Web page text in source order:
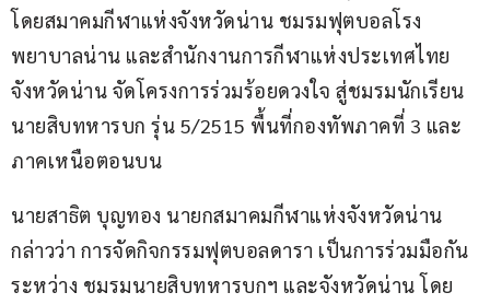
โดยสมาคมกีฬาแห่งจังหวัดน่าน ชมรมฟุตบอลโรง
พยาบาลน่าน และสำนักงานการกีฬาแห่งประเทศไทย
จังหวัดน่าน จัดโครงการร่วมร้อยดวงใจ สู่ชมรมนักเรียน
นายสิบทหารบก รุ่น 5/2515 พื้นที่กองทัพภาคที่ 3 และ
ภาคเหนือตอนบน
นายสาธิต บุญทอง นายกสมาคมกีฬาแห่งจังหวัดน่าน
กล่าวว่า การจัดกิจกรรมฟุตบอลดารา เป็นการร่วมมือกัน
ระหว่าง ชมรมนายสิบทหารบกฯ และจังหวัดน่าน โดย